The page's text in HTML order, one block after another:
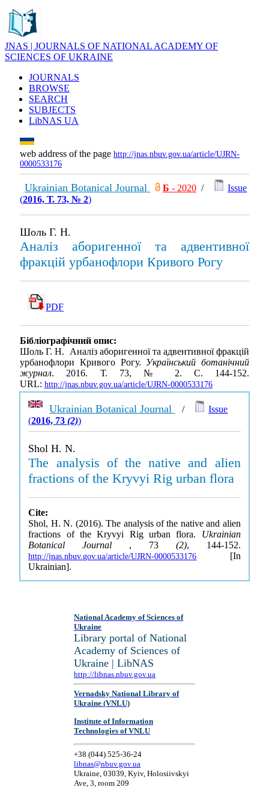
JNAS | JOURNALS OF NATIONAL ACADEMY OF
SCIENCES OF UKRAINE
JOURNALS
BROWSE
SEARCH
SUBJECTS
LibNAS UA
web address of the page http://jnas.nbuv.gov.ua/article/UJRN-
0000533176
Ukrainian Botanical Journal Б - 2020 /
Issue
(2016, Т. 73, № 2)
Шоль Г. Н.
Аналіз аборигенної та адвентивної
фракцій урбанофлори Кривого Рогу
PDF
Бібліографічний опис:
Шоль Г. Н. Аналіз аборигенної та адвентивної фракцій
урбанофлори Кривого Рогу. Український ботанічний
журнал. 2016. Т. 73, № 2. С. 144-152.
URL: http://jnas.nbuv.gov.ua/article/UJRN-0000533176
Ukrainian Botanical Journal /
Issue
(2016, 73(2))
Shol H. N.
The analysis of the native and alien
fractions of the Kryvyi Rig urban flora
Cite:
Shol, H. N. (2016). The analysis of the native and alien
fractions of the Kryvyi Rig urban flora. Ukrainian
Botanical Journal , 73 (2), 144-152.
http://jnas.nbuv.gov.ua/article/UJRN-0000533176 [In
Ukrainian].
National Academy of Sciences of
Ukraine
Library portal of National
Academy of Sciences of
Ukraine | LibNAS
http://libnas.nbuv.gov.ua
Vernadsky National Library of
Ukraine (VNLU)
Institute of Information
Technologies of VNLU
+38 (044) 525-36-24
libnas@nbuv.gov.ua
Ukraine, 03039, Kyiv, Holosiivskyi
Ave, 3, room 209